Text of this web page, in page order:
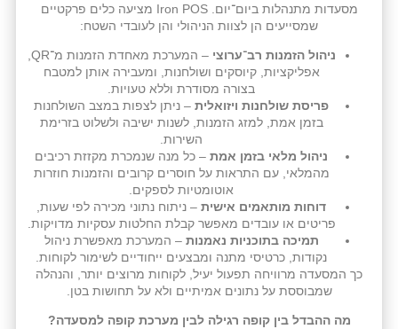
מסעדות מתנהלות ביום־יום. Iron POS מציעה כלים פרקטיים
שמסייעים הן לצוות הניהולי והן לעובדי השטח:
ניהול הזמנות רב־ערוצי
אפליקציות, קיוסקים ושולחנות, ומעבירה אותן למטבח
בצורה מסודרת וללא טעויות.
פריסת שולחנות ויזואלית – ניתן לצפות במצב השולחנות
בזמן אמת, למזג הזמנות, לשנות ישיבה ולשלוט בזרימת
השירות.
ניהול מלאי בזמן אמת – כל מנה שנמכרת מקזזת רכיבים
מהמלאי, עם התראות על חוסרים קרובים והזמנות חוזרות
אוטומטיות לספקים.
דוחות מותאמים אישית – ניתוח נתוני מכירה לפי שעות,
פריטים או עובדים מאפשר קבלת החלטות עסקיות מדויקות.
תמיכה בתוכניות נאמנות – המערכת מאפשרת ניהול
נקודות, כרטיסי מתנה ומבצעים ייחודיים לשימור לקוחות.
כך המסעדה מרוויחה תפעול יעיל, לקוחות מרוצים יותר, והנהלה
שמבוססת על נתונים אמיתיים ולא על תחושות בטן.
מה ההבדל בין קופה רגילה לבין מערכת קופה למסעדה?